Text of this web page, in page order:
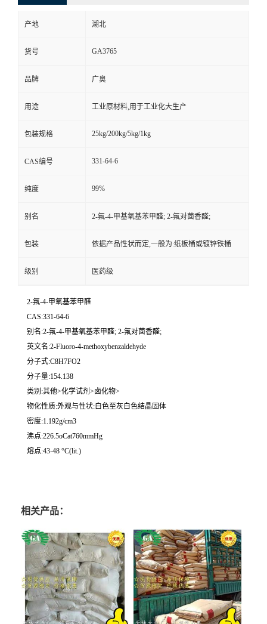
产地 湖北
货号 GA3765
品牌 广奥
用途 工业原材料,用于工业化大生产
包装规格 25kg/200kg/5kg/1kg
CAS编号 331-64-6
纯度 99%
别名 2-氟-4-甲基氧基苯甲醛; 2-氟对茴香醛;
包装 依据产品性状而定,一般为:纸板桶或镀锌铁桶
级别 医药级
2-氟-4-甲氧基苯甲醛
CAS:331-64-6
别名:2-氟-4-甲基氧基苯甲醛; 2-氟对茴香醛;
英文名:2-Fluoro-4-methoxybenzaldehyde
分子式:C8H7FO2
分子量:154.138
类别:其他>化学试剂>卤化物>
物化性质:外观与性状:白色至灰白色结晶固体
密度:1.192g/cm3
沸点:226.5oCat760mmHg
熔点:43-48 °C(lit.)
相关产品：